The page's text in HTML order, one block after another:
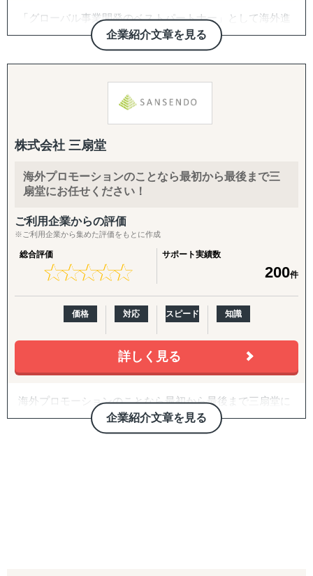
用、カスタマーサポート
12年間海外販売を自社で行っており、全てを内製化してお
りますので、一気通貫で伴走サポートが可能でございま
弊社ではtoCも行っておりますため、リソースが限られて
おりますので、【浅く大量の支援】より、【深く広く1社
ごと】になります。本当に海外販売や、ECのパートナーを
おります。
に、私たちが紆余曲折しながら培った海外販売の実践ノウ
ハウを日本企業に。【海外販売を当たり前】に行える日本
を創るお手伝いが出来ましたら幸いです。
弊社は代表を含め、多くの社員は、従業員数700名抱える
日本の大手アパレルの現場に10年いました。バイヤー、店
長、スーパーバイザー、マネジメント、売り場変え、売れ
経験が大きく役立ちます。
【現場での販売経験10年】×【EC経験12年】×【海外販売
向けたトータルサポートをいたします。
企業紹介文章を見る
「グローバル事業開発のベストパートナー」として海外進
出、海外事業開発の初期的段階から実行段階までサポート
自社の海外展開、海外ベンチャー企業への投資を通じて蓄
積した知見を元に、現場で実行可能な内容まで落とし込ん
・日本、台湾、ベトナム、インドネシア、インド、ナイジ
なってサポート致します。
・ベトナム、インド、ナイジェリアに海外拠点がありま
【サービス】
・海外進出コンサルティング
情報収集から戦略策定、進出までトータルでサポートしま
す。代理店交渉など実行面での実績が豊富にあります。
・海外市場調査：
市場動向調査、パートナー候補調査、規制調査、スタート
アップ調査・分析などご要望に合わせて幅広くサポート致
します。現地言語による深い調査が可能です。
輸入手続きから現地の物流、マーケティングの実施まで、
ワンストップでサポート致します。
株式会社 三扇堂
海外プロモーションのことなら最初から最後まで三
扇堂にお任せください！
ご利用企業からの評価
※ご利用企業から集めた評価をもとに作成
総合評価
★★★★★
★★★★★
サポート実績数
200件
価格 対応 スピード 知識
詳しく見る
企業紹介文章を見る
海外プロモーションのことなら最初から最後まで三扇堂に
お任せください！